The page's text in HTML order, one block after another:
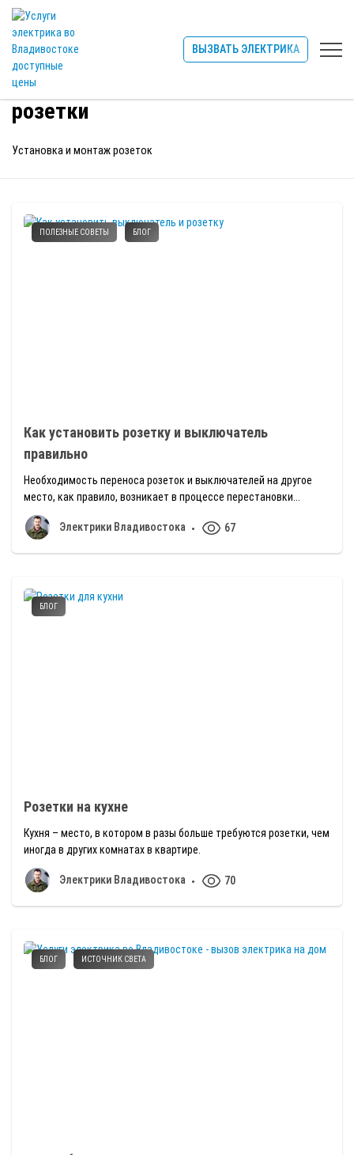
ВЫЗВАТЬ ЭЛЕКТРИКА
Главная
розетки
Установка и монтаж розеток
ПОЛЕЗНЫЕ СОВЕТЫ БЛОГ
Как установить розетку и выключатель
правильно
Необходимость переноса розеток и выключателей на другое
место, как правило, возникает в процессе перестановки...
Электрики Владивостока 67
БЛОГ
Розетки на кухне
Кухня – место, в котором в разы больше требуются розетки, чем
иногда в других комнатах в квартире.
Электрики Владивостока 70
БЛОГ ИСТОЧНИК СВЕТА